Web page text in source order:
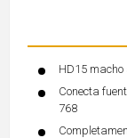
HD15
Conecta
768